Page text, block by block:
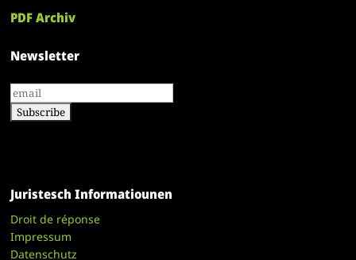
PDF Archiv
Newsletter
Juristesch Informatiounen
Droit de réponse
Impressum
Datenschutz